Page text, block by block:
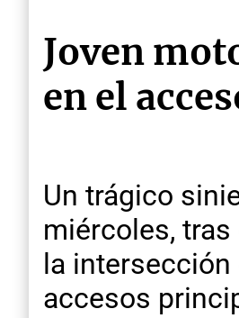
Joven
en el
Un trágico
miércoles,
la intersección
accesos